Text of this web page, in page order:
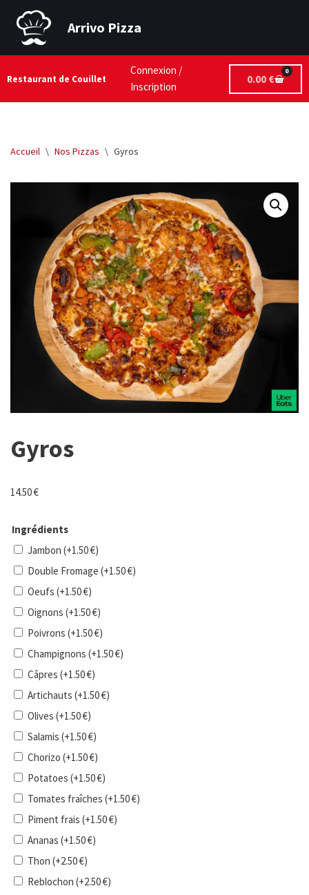
Aller
au
Arrivo Pizza
Restaurant de Couillet
Connexion /
Inscription
0.00 €
0
Accueil \ Nos Pizzas \ Gyros
Gyros
14.50€
Ingrédients
Jambon (+1.50€)
Double Fromage (+1.50€)
Oeufs (+1.50€)
Oignons (+1.50€)
Poivrons (+1.50€)
Champignons (+1.50€)
Câpres (+1.50€)
Artichauts (+1.50€)
Olives (+1.50€)
Salamis (+1.50€)
Chorizo (+1.50€)
Potatoes (+1.50€)
Tomates fraîches (+1.50€)
Piment frais (+1.50€)
Ananas (+1.50€)
Thon (+2.50€)
Reblochon (+2.50€)